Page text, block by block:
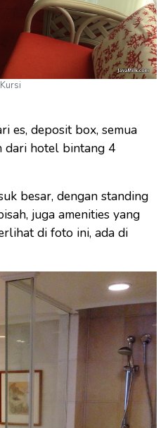
Kursi
es, deposit box, semua
dari hotel bintang 4
besar, dengan standing
juga amenities yang
di foto ini, ada di